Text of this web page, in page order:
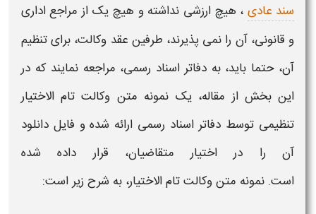
سند عادی ، هیچ ارزشی نداشته و هیچ یک از مراجع اداری
و قانونی، آن را نمی پذیرند، طرفین عقد وکالت، برای تنظیم
آن، حتما باید، به دفاتر اسناد رسمی، مراجعه نمایند که در
این بخش از مقاله، یکنمونه متن وکالت تام الاختیار
تنظیمی توسط دفاتر اسناد رسمی ارائه شده و فایل دانلود
آن را در اختیار متقاضیان، قرار داده شده
است. نمونه متنوکالت تام الاختیار، به شرح زیر است: